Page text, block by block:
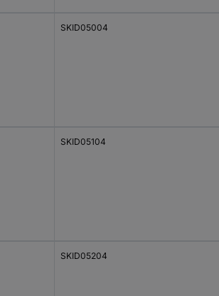
SKID05004
SKID05104
SKID05204